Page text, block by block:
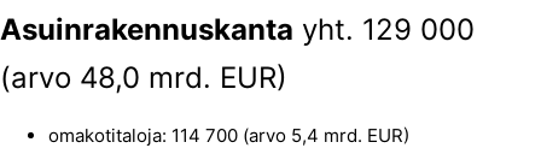
Asuinrakennuskanta yht. 129 000
(arvo 48,0 mrd. EUR)
omakotitaloja: 114 700 (arvo 5,4 mrd. EUR)